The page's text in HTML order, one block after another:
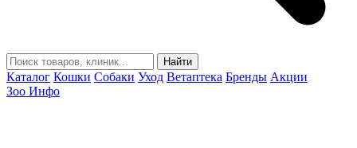
Найти
Каталог Кошки Собаки Уход Ветаптека Бренды Акции
Зоо Инфо